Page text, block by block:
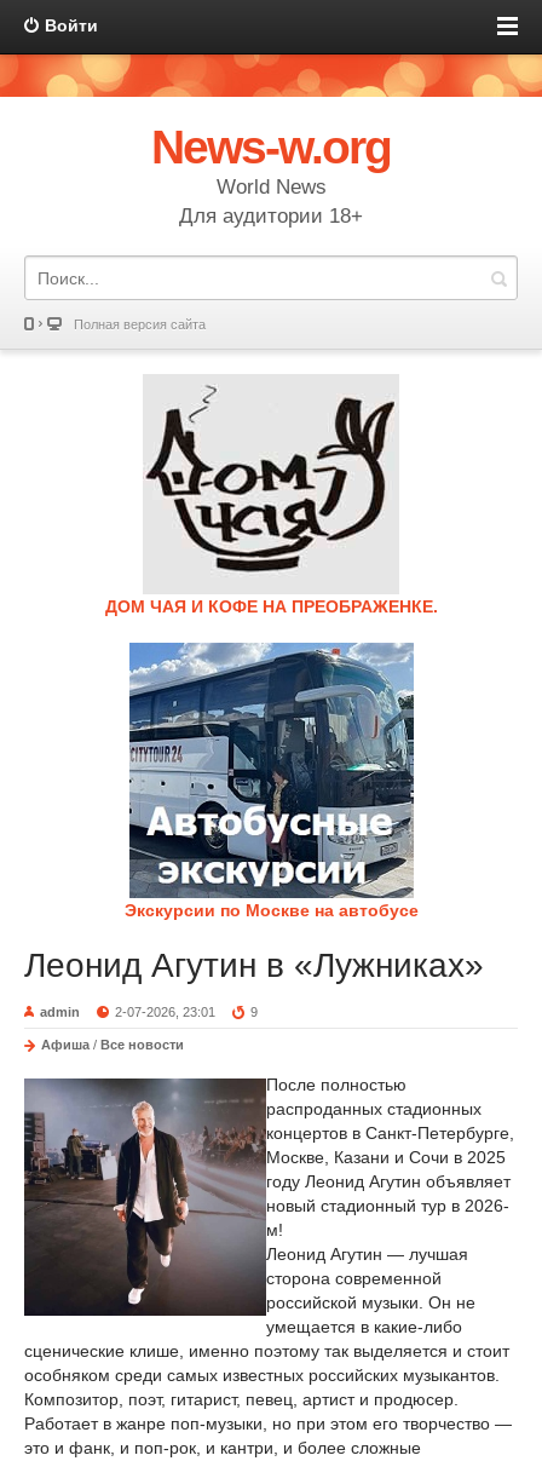
Войти
News-w.org
World News
Для аудитории 18+
Полная версия сайта
ДОМ ЧАЯ И КОФЕ НА ПРЕОБРАЖЕНКЕ.
Экскурсии по Москве на автобусе
Леонид Агутин в «Лужниках»
admin 2-07-2026, 23:01 9
Афиша / Все новости
После полностью
распроданных стадионных
концертов в Санкт-Петербурге,
Москве, Казани и Сочи в 2025
году Леонид Агутин объявляет
новый стадионный тур в 2026-
м!
Леонид Агутин — лучшая
сторона современной
российской музыки. Он не
умещается в какие-либо
сценические клише, именно поэтому так выделяется и стоит
особняком среди самых известных российских музыкантов.
Композитор, поэт, гитарист, певец, артист и продюсер.
Работает в жанре поп-музыки, но при этом его творчество —
это и фанк, и поп-рок, и кантри, и более сложные